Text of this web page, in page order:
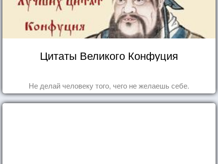
Цитаты Великого Конфуция
Не делай человеку того, чего не желаешь себе.